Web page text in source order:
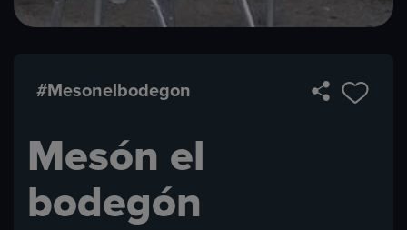
#Mesonelbodegon
Mesón el
bodegón